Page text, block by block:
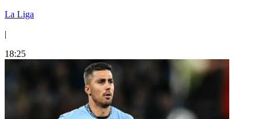
La Liga
|
18:25